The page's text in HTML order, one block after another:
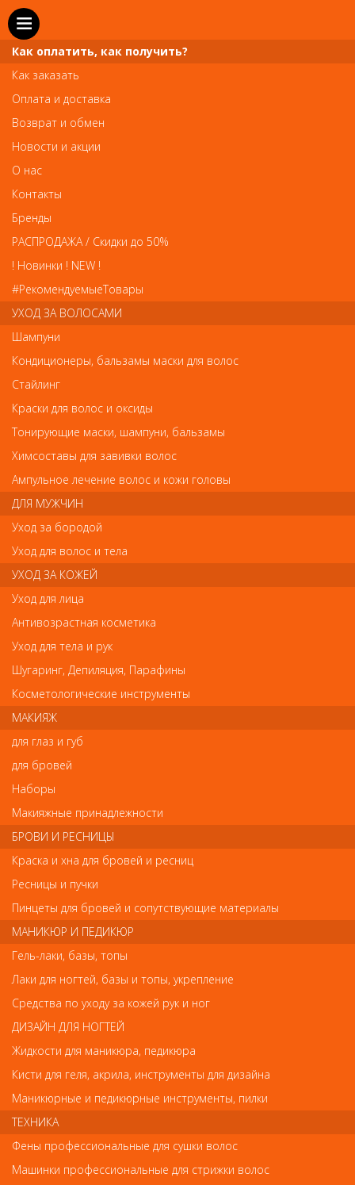
SEO
Metzger
Metzger Кусачки-ножницы маникюрные РN-
1019(3)-D-(10сm)-BJ матовые
Арт.РN-1019 (3)-D-(10сm)-BJ
594руб.-
В закладки Как оплатить? Как получить?
Щипцы предназначены для обработки кутикулы и коррекции
свободного края ногтевой пластины. Изготовлены из
инструментальной стали с матовым покрытием, могут
подвергаться любому виду дезинфекции и стерилизации.
Длина инструмента: 100 мм. Длина режущей части: 8 мм.
Отзывы
Ваш отзыв станет первым
Напишите свой отзыв
Комментарий
Имя
Код
Как оплатить, как получить?
Как заказать
Оплата и доставка
Возврат и обмен
Новости и акции
О нас
Контакты
Бренды
РАСПРОДАЖА / Скидки до 50%
! Новинки ! NEW !
#РекомендуемыеТовары
УХОД ЗА ВОЛОСАМИ
Шампуни
Кондиционеры, бальзамы маски для волос
Стайлинг
Краски для волос и оксиды
Тонирующие маски, шампуни, бальзамы
Химсоставы для завивки волос
Ампульное лечение волос и кожи головы
ДЛЯ МУЖЧИН
Уход за бородой
Уход для волос и тела
УХОД ЗА КОЖЕЙ
Уход для лица
Антивозрастная косметика
Уход для тела и рук
Шугаринг, Депиляция, Парафины
Косметологические инструменты
МАКИЯЖ
для глаз и губ
для бровей
Наборы
Макияжные принадлежности
БРОВИ И РЕСНИЦЫ
Краска и хна для бровей и ресниц
Ресницы и пучки
Пинцеты для бровей и сопутствующие материалы
МАНИКЮР И ПЕДИКЮР
Гель-лаки, базы, топы
Лаки для ногтей, базы и топы, укрепление
Средства по уходу за кожей рук и ног
ДИЗАЙН ДЛЯ НОГТЕЙ
Жидкости для маникюра, педикюра
Кисти для геля, акрила, инструменты для дизайна
Маникюрные и педикюрные инструменты, пилки
ТЕХНИКА
Фены профессиональные для сушки волос
Машинки профессиональные для стрижки волос